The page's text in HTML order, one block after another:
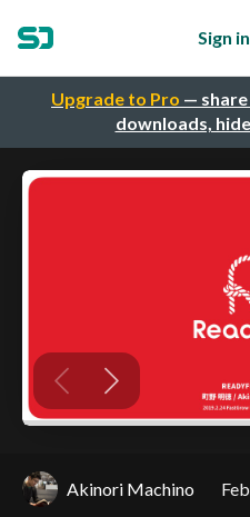
Upgrade to Pro —
downloads,
Sign in
Akinori Machino